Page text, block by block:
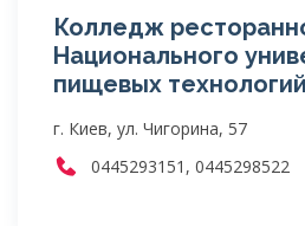
Колледж
Национального
пищевых технологий
г. Киев, ул. Чигорина, 57
0445293151, 0445298522